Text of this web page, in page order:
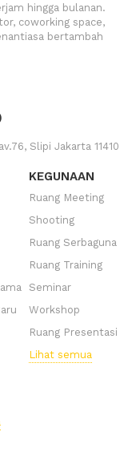
hingga bulanan.
coworking space,
bertambah
Slipi Jakarta 11410
KEGUNAAN
Ruang Meeting
Shooting
Ruang Serbaguna
Ruang Training
Seminar
Workshop
Ruang Presentasi
Lihat semua